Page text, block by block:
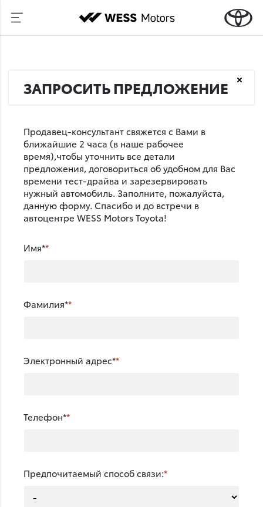
ЗАПРОСИТЬ ПРЕДЛОЖЕНИЕ
Продавец-консультант свяжется с Вами в
ближайшие 2 часа (в наше рабочее
время),чтобы уточнить все детали
предложения, договориться об удобном для Вас
времени тест-драйва и зарезервировать
нужный автомобиль. Заполните, пожалуйста,
данную форму. Спасибо и до встречи в
автоцентре WESS Motors Toyota!
Имя*
Фамилия*
Электронный адрес*
Телефон*
Предпочитаемый способ связи: